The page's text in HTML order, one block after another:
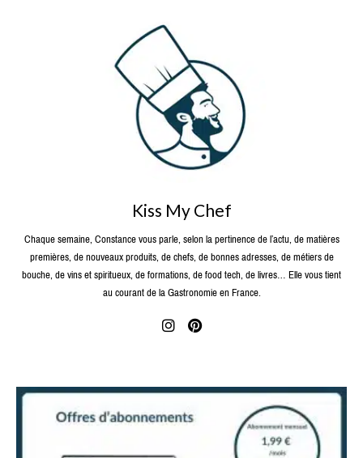
Kiss My Chef
Chaque semaine, Constance vous parle, selon la pertinence de l’actu, de matières
premières, de nouveaux produits, de chefs, de bonnes adresses, de métiers de
bouche, de vins et spiritueux, de formations, de food tech, de livres… Elle vous tient
au courant de la Gastronomie en France.